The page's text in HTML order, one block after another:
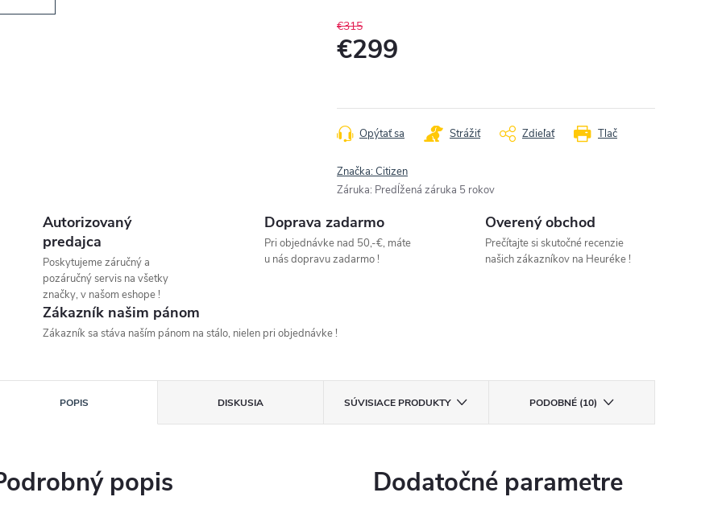
€315
€299
Tlač
Opýtať sa Strážiť Zdieľať
Značka:Citizen
Záruka: Predĺžená záruka 5 rokov
Autorizovaný
predajca
Poskytujeme záručný a
pozáručný servis na všetky
značky, v našom eshope !
Doprava zadarmo
Pri objednávke nad 50,-€, máte
u nás dopravu zadarmo !
Overený obchod
Prečítajte si skutočné recenzie
našich zákazníkov na Heuréke !
Zákazník našim pánom
Zákazník sa stáva naším pánom na stálo, nielen pri objednávke !
POPIS DISKUSIA SÚVISIACE PRODUKTY PODOBNÉ (10)
popis Dodatočné parametre